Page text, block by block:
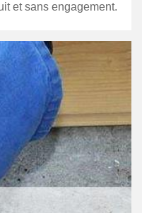
et sans engagement.